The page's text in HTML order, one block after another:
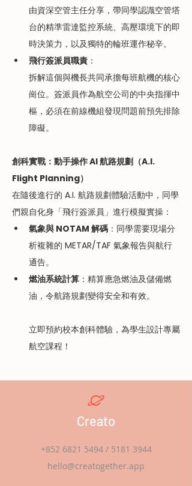
由資深空管主任分享，帶同學認識空管塔
台的精準雷達監控系統、高壓環境下的即
時決策力，以及獨特的輪班運作秘辛。
飛行簽派員職責 ：
拆解這個與機長共同承擔每班航機的核心
崗位。簽派員作為航空公司的中央指揮中
樞，必須在前線機組發現問題前預先排除
障礙。
創科實戰：動手操作 AI 航路規劃（A.I.
Flight Planning）
在隨後進行的 A.I. 航路規劃體驗活動中，同學
們親自化身「飛行簽派員」進行模擬實操：
氣象與 NOTAM 解碼 ：同學需要現場分
析複雜的 METAR/TAF 氣象報告與航行
通告。
燃油系統計算 ：精算應急燃油及儲備燃
油，令航路規劃變得安全和有效。
立即預約校本創科體驗，為學生設計專屬
航空課程！
Creato
+852 6821 5494/ 5181 3944
hello@creatogether.app